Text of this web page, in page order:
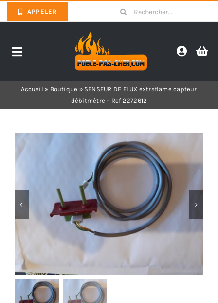
to
APPELER
Search
for:
Toggle
Pièces détachées poêles
Inserts
Foyers
Cuisinières
Accueil » Boutique » SENSEUR DE FLUX extraflame capteur
débitmètre – Ref 2272612